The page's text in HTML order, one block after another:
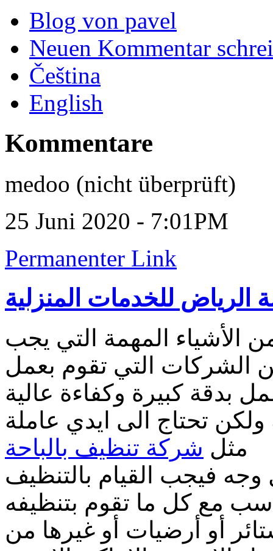
Blog von pavel
Neuen Kommentar
Čeština
English
Kommentare
medoo (nicht überprüft)
25 Juni 2020 - 7:01PM
Permanenter Link
الرياض للخدمات المنزلية
الأشياء المهمة التي يجب
من الشركات التي تقوم بعمل
تحتاج الى ايدي عاملة
مثل شركة تنظيف بالباحة
فيجب القيام بالتنظيف
مع كل ما تقوم بتنظيفه
أو أرضيات أو غيرها من